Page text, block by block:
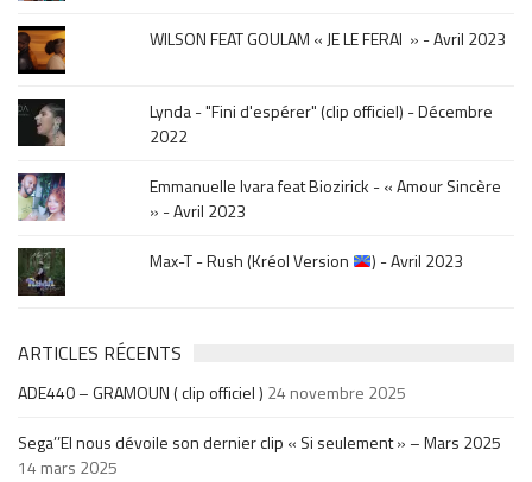
WILSON FEAT GOULAM « JE LE FERAI » - Avril 2023
Lynda - "Fini d'espérer" (clip officiel) - Décembre
2022
Emmanuelle Ivara feat Biozirick - « Amour Sincère
» - Avril 2023
Max-T - Rush (Kréol Version
) - Avril 2023
ARTICLES RÉCENTS
ADE440 – GRAMOUN ( clip officiel ) 24 novembre 2025
Sega’’El nous dévoile son dernier clip « Si seulement » – Mars 2025
14 mars 2025